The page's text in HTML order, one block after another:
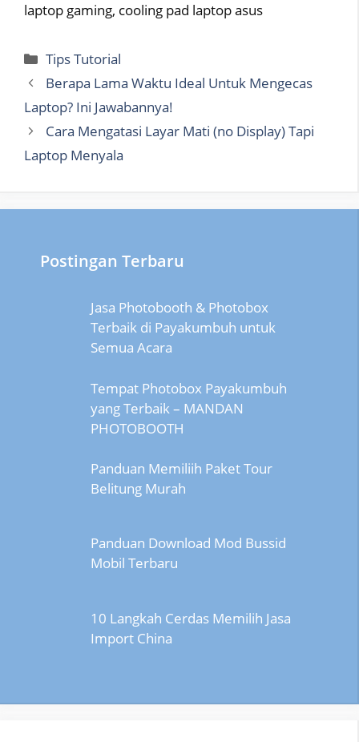
laptop gaming, cooling pad laptop asus
Categories
Tips Tutorial
Berapa Lama Waktu Ideal Untuk Mengecas
Laptop? Ini Jawabannya!
Cara Mengatasi Layar Mati (no Display) Tapi
Laptop Menyala
Postingan Terbaru
Jasa Photobooth & Photobox
Terbaik di Payakumbuh untuk
Semua Acara
Tempat Photobox Payakumbuh
yang Terbaik – MANDAN
PHOTOBOOTH
Panduan Memiliih Paket Tour
Belitung Murah
Panduan Download Mod Bussid
Mobil Terbaru
10 Langkah Cerdas Memilih Jasa
Import China